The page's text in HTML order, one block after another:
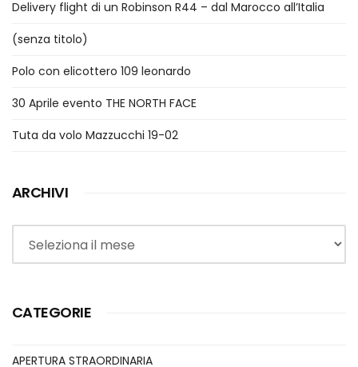
Delivery flight di un Robinson R44 – dal Marocco all’Italia
(senza titolo)
Polo con elicottero 109 leonardo
30 Aprile evento THE NORTH FACE
Tuta da volo Mazzucchi 19-02
ARCHIVI
Archivi
CATEGORIE
APERTURA STRAORDINARIA